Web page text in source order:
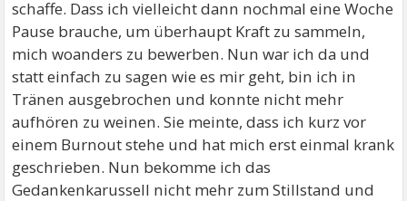
schaffe. Dass ich vielleicht dann nochmal eine Woche
Pause brauche, um überhaupt Kraft zu sammeln,
mich woanders zu bewerben. Nun war ich da und
statt einfach zu sagen wie es mir geht, bin ich in
Tränen ausgebrochen und konnte nicht mehr
aufhören zu weinen. Sie meinte, dass ich kurz vor
einem Burnout stehe und hat mich erst einmal krank
geschrieben. Nun bekomme ich das
Gedankenkarussell nicht mehr zum Stillstand und